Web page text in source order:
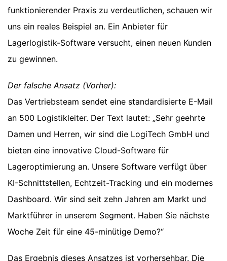
funktionierender Praxis zu verdeutlichen, schauen wir
uns ein reales Beispiel an. Ein Anbieter für
Lagerlogistik-Software versucht, einen neuen Kunden
zu gewinnen.
Der falsche Ansatz (Vorher):
Das Vertriebsteam sendet eine standardisierte E-Mail
an 500 Logistikleiter. Der Text lautet: „Sehr geehrte
Damen und Herren, wir sind die LogiTech GmbH und
bieten eine innovative Cloud-Software für
Lageroptimierung an. Unsere Software verfügt über
KI-Schnittstellen, Echtzeit-Tracking und ein modernes
Dashboard. Wir sind seit zehn Jahren am Markt und
Marktführer in unserem Segment. Haben Sie nächste
Woche Zeit für eine 45-minütige Demo?“
Das Ergebnis dieses Ansatzes ist vorhersehbar. Die